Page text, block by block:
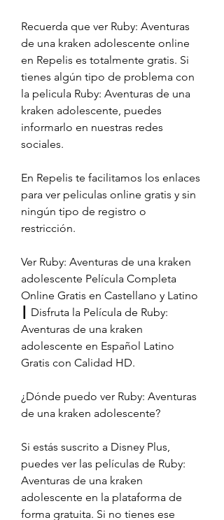
Recuerda que ver Ruby: Aventuras
de una kraken adolescente online
en Repelis es totalmente gratis. Si
tienes algún tipo de problema con
la pelicula Ruby: Aventuras de una
kraken adolescente, puedes
informarlo en nuestras redes
sociales.
En Repelis te facilitamos los enlaces
para ver peliculas online gratis y sin
ningún tipo de registro o
restricción.
Ver Ruby: Aventuras de una kraken
adolescente Película Completa
Online Gratis en Castellano y Latino
┃ Disfruta la Película de Ruby:
Aventuras de una kraken
adolescente en Español Latino
Gratis con Calidad HD.
¿Dónde puedo ver Ruby: Aventuras
de una kraken adolescente?
Si estás suscrito a Disney Plus,
puedes ver las películas de Ruby:
Aventuras de una kraken
adolescente en la plataforma de
forma gratuita. Si no tienes ese